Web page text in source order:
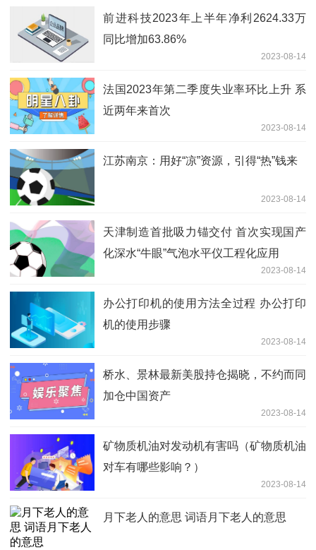
前进科技2023年上半年净利2624.33万
同比增加63.86%
2023-08-14
法国2023年第二季度失业率环比上升 系
近两年来首次
2023-08-14
江苏南京：用好“凉”资源，引得“热”钱来
2023-08-14
天津制造首批吸力锚交付 首次实现国产
化深水“牛眼”气泡水平仪工程化应用
2023-08-14
办公打印机的使用方法全过程 办公打印
机的使用步骤
2023-08-14
桥水、景林最新美股持仓揭晓，不约而同
加仓中国资产
2023-08-14
矿物质机油对发动机有害吗（矿物质机油
对车有哪些影响？）
2023-08-14
月下老人的意思 词语月下老人的意思